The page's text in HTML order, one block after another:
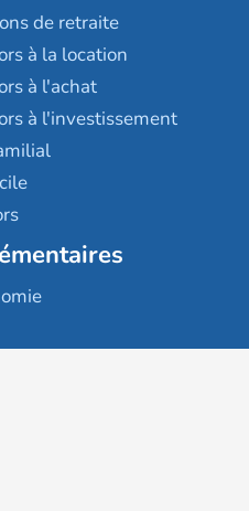
de retraite
à la location
à l'achat
à l'investissement